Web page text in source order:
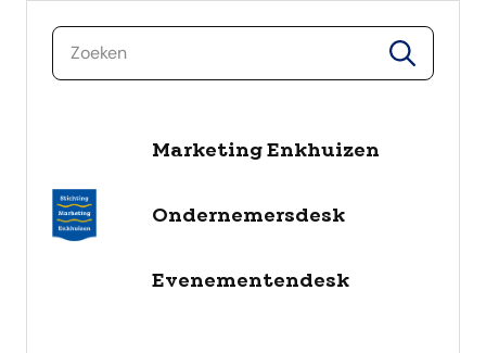
Marketing Enkhuizen
Ondernemersdesk
Evenementendesk
zoeken
zoeken